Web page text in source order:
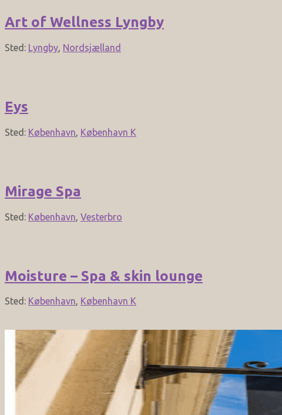
Art of Wellness Lyngby
Sted: Lyngby, Nordsjælland
Eys
Sted: København, København K
Mirage Spa
Sted: København, Vesterbro
Moisture – Spa & skin lounge
Sted: København, København K